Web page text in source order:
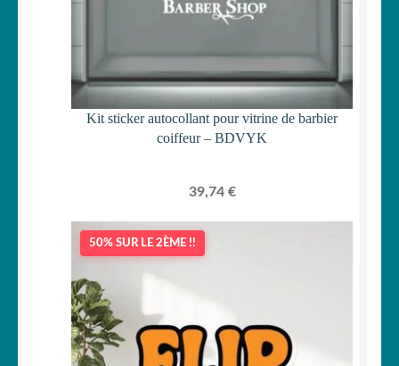
Kit sticker autocollant pour vitrine de barbier
coiffeur – BDVYK
39,74 €
50% SUR LE 2ÈME !!